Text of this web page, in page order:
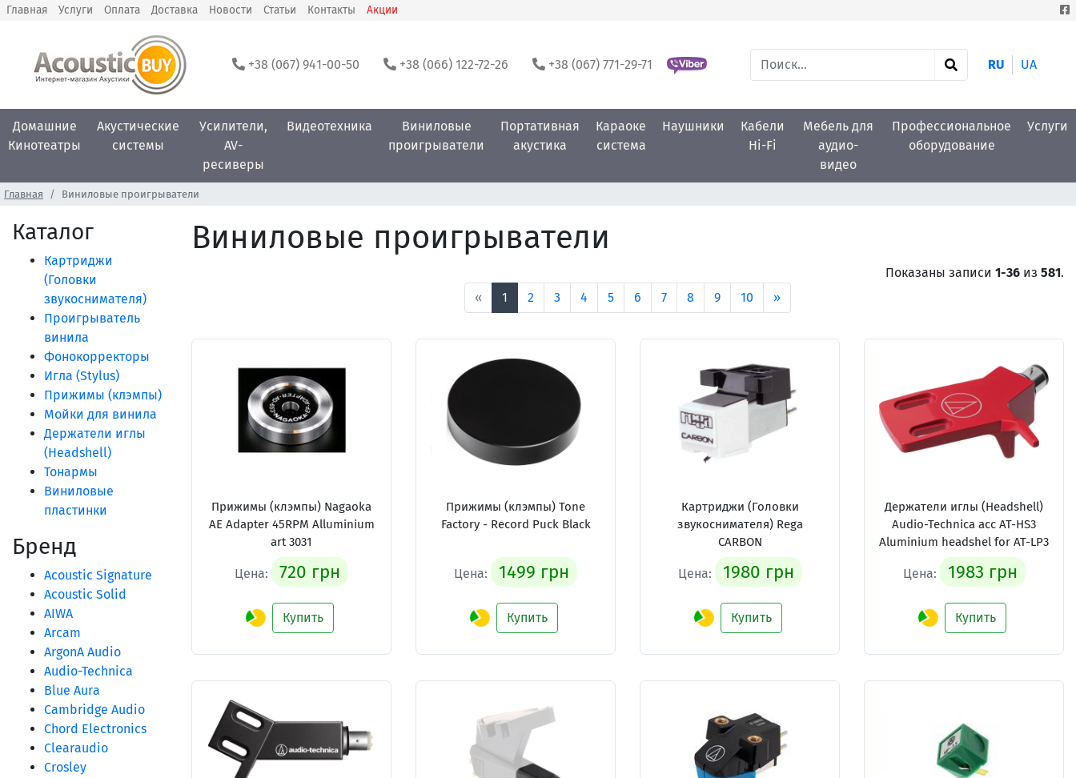
Главная Услуги Оплата Доставка Новости Статьи Контакты Акции
+38 (067) 941-00-50 +38 (066) 122-72-26 +38 (067) 771-29-71 RU UA
Домашние
Кинотеатры
Акустические
системы
Усилители,
AV-
ресиверы
Видеотехника
Виниловые
проигрыватели
Портативная
акустика
Караоке
система
Наушники
Кабели
Hi-Fi
Мебель для
аудио-
видео
Профессиональное
оборудование
Услуги
Главная Виниловые проигрыватели
Каталог
Картриджи
(Головки
звукоснимателя)
Проигрыватель
винила
Фонокорректоры
Игла (Stylus)
Прижимы (клэмпы)
Мойки для винила
Держатели иглы
(Headshell)
Тонармы
Виниловые
пластинки
Бренд
Acoustic Signature
Acoustic Solid
AIWA
Arcam
ArgonA Audio
Audio-Technica
Blue Aura
Cambridge Audio
Chord Electronics
Clearaudio
Crosley
Виниловые проигрыватели
Показаны записи 1-36 из 581.
«
1 2 3 4 5 6 7 8 9 10 »
Прижимы (клэмпы) Nagaoka
AE Adapter 45RPM Alluminium
art 3031
Цена: 720 грн
Купить
Прижимы (клэмпы) Tone
Factory - Record Puck Black
Цена: 1499 грн
Купить
Картриджи (Головки
звукоснимателя) Rega
CARBON
Цена: 1980 грн
Купить
Держатели иглы (Headshell)
Audio-Technica acc AT-HS3
Aluminium headshel for AT-LP3
Цена: 1983 грн
Купить